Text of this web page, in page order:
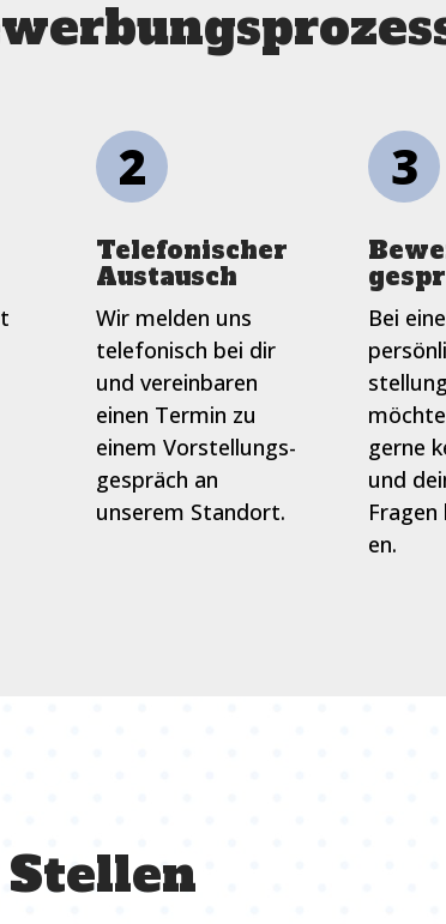
2
Telefonischer
Austausch
Wir melden uns
telefonisch bei dir
und vereinbaren
einen Termin zu
einem Vorstellungs­
gespräch an
unserem Standort.
3
Bei
gerne
und
en.
Stellen